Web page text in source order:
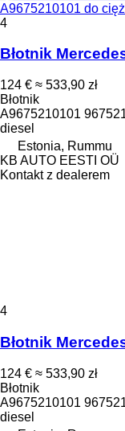
A9675210101 do
4
Błotnik
124 € ≈ 533,90 zł
Błotnik
A9675210101
diesel
Estonia, Rummu
KB AUTO EESTI OÜ
Kontakt z dealerem
4
Błotnik
124 € ≈ 533,90 zł
Błotnik
A9675210101
diesel